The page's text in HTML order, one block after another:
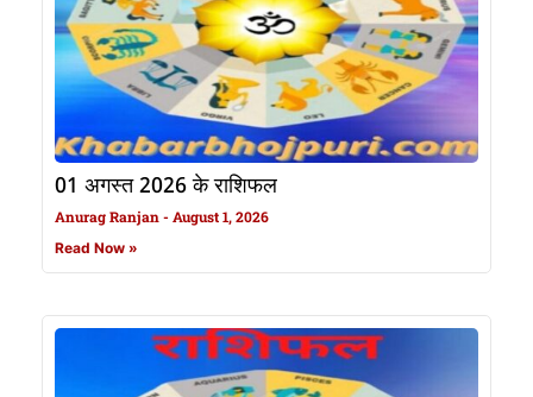
01 अगस्त 2026 के राशिफल
Anurag Ranjan August 1, 2026
Read Now »